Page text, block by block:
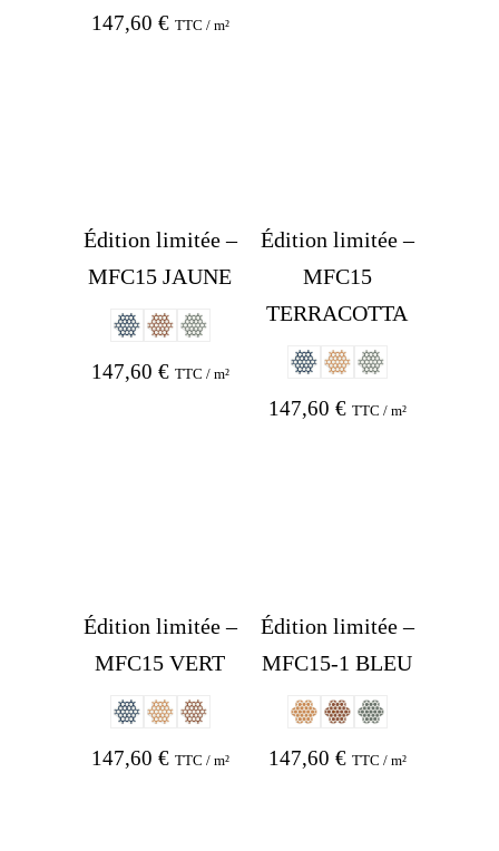
147,60 € TTC / m²
Édition limitée –
MFC15 JAUNE
147,60 € TTC / m²
Édition limitée –
MFC15
TERRACOTTA
147,60 € TTC / m²
Édition limitée –
MFC15 VERT
147,60 € TTC / m²
Édition limitée –
MFC15-1 BLEU
147,60 € TTC / m²